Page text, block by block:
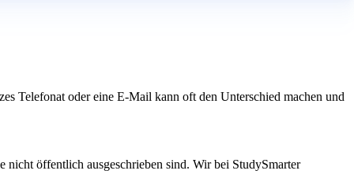
Telefonat oder eine E-Mail kann oft den Unterschied machen und
öffentlich ausgeschrieben sind. Wir bei StudySmarter